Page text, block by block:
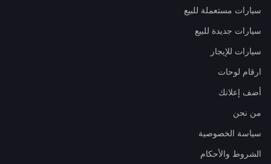
سيارات مستعملة للبيع
سيارات جديدة للبيع
سيارات للإيجار
ارقام لوحات
أضف إعلانك
من نحن
سياسة الخصوصية
الشروط والأحكام